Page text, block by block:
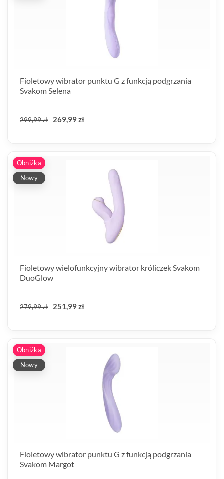
Fioletowy wibrator punktu G z funkcją podgrzania
Svakom Selena
299,99 zł 269,99 zł
Obniżka
Nowy
Fioletowy wielofunkcyjny wibrator króliczek Svakom
DuoGlow
279,99 zł 251,99 zł
Obniżka
Nowy
Fioletowy wibrator punktu G z funkcją podgrzania
Svakom Margot